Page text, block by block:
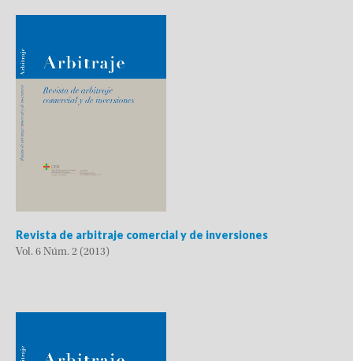
Revista de arbitraje comercial y de inversiones
Vol. 6 Núm. 2 (2013)